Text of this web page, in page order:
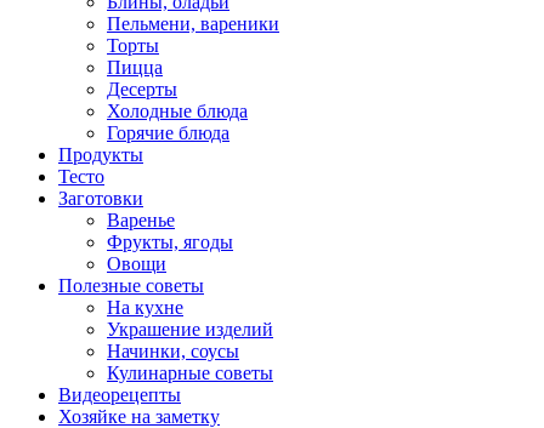
Пельмени, вареники
Торты
Пицца
Десерты
Холодные блюда
Горячие блюда
Продукты
Тесто
Заготовки
Варенье
Фрукты, ягоды
Овощи
Полезные советы
На кухне
Украшение изделий
Начинки, соусы
Кулинарные советы
Видеорецепты
Хозяйке на заметку